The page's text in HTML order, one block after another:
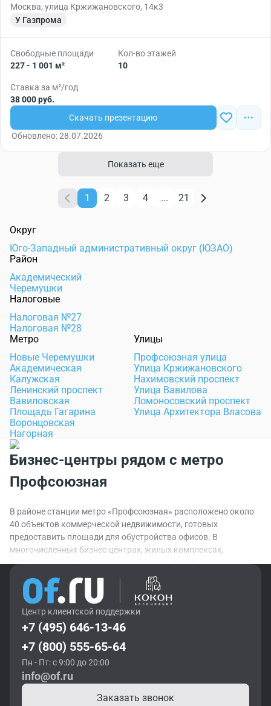
Москва, улица Кржижановского, 14к3
У Газпрома
Свободные площади
227 - 1 001 м²
Кол-во этажей
10
Ставка за м²/год
38 000 руб.
Скачать презентацию
Обновлено: 28.07.2026
Показать еще
1 2 3 4 ... 21
Округ
Юго-Западный административный округ (ЮЗАО)
Район
Академический
Черемушки
Налоговые
Налоговая №27
Налоговая №28
Метро
Новые Черемушки
Академическая
Калужская
Ленинский проспект
Вавиловская
Площадь Гагарина
Воронцовская
Нагорная
Улицы
Профсоюзная улица
Улица Кржижановского
Нахимовский проспект
Улица Вавилова
Ломоносовский проспект
Улица Архитектора Власова
Бизнес-центры рядом с метро
Профсоюзная
В районе станции метро «Профсоюзная» расположено около
40 объектов коммерческой недвижимости, готовых
предоставить площади для обустройства офисов. В
многочисленных бизнес-центрах, жилых комплексах,
административных зданиях можно арендовать помещения
различной категории. Классом А позиционируются бизнес-
центры "Нахимов", "Левиум-центр", жилой комплекс "ЖК на
Вавилова". От них не отстают объекты категории В+: бизнес-
центры "Вавилова, 47А", "Pallau-SW", офисно-жилой комплекс
"Архитектора Власова, 6 (Вавилово)".
Транспортная доступность
Станция «Профсоюзная» расположена на Калужско-Рижской
линии метро в 13 минутах езды от Кольцевой линии. С
Центр клиентской поддержки
+7 (495) 646-13-46
+7 (800) 555-65-64
Пн - Пт: с 9:00 до 20:00
info@of.ru
Заказать звонок